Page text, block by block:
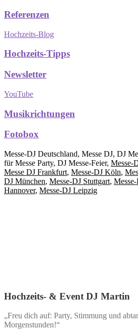
Referenzen
Hochzeits-Blog
Hochzeits-Tipps
Newsletter
YouTube
Musikrichtungen
Fotobox
Messe-DJ Deutschland, Messe DJ, DJ
für Messe Party, DJ Messe-Feier, Messe-
Messe DJ Frankfurt, Messe-DJ Köln,
DJ München, Messe-DJ Stuttgart,
Hannover, Messe-DJ Leipzig
Hochzeits- & Event DJ Martin
„Freu dich auf: Party, Stimmung und
Morgenstunden!“